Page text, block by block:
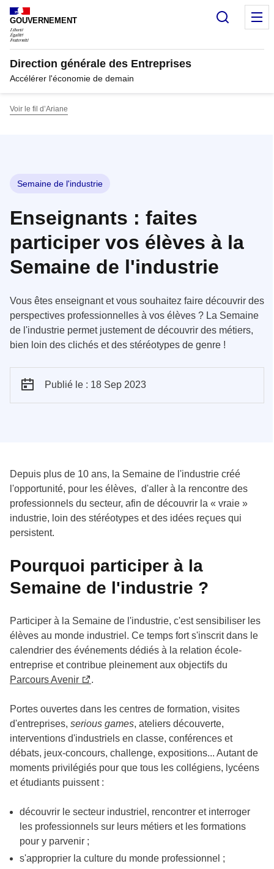
Panneau de gestion des cookies
GOUVERNEMENT
Direction générale des Entreprises
Accélérer l'économie de demain
Voir le fil d’Ariane
Semaine de l'industrie
Enseignants : faites
participer vos élèves à la
Semaine de l'industrie
Vous êtes enseignant et vous souhaitez faire découvrir des
perspectives professionnelles à vos élèves ? La Semaine
de l'industrie permet justement de découvrir des métiers,
bien loin des clichés et des stéréotypes de genre !
Publié le : 18 Sep 2023
Depuis plus de 10 ans, la Semaine de l'industrie créé
l'opportunité, pour les élèves, d'aller à la rencontre des
professionnels du secteur, afin de découvrir la « vraie »
industrie, loin des stéréotypes et des idées reçues qui
persistent.
Pourquoi participer à la
Semaine de l'industrie ?
Participer à la Semaine de l'industrie, c'est sensibiliser les
élèves au monde industriel. Ce temps fort s'inscrit dans le
calendrier des événements dédiés à la relation école-
entreprise et contribue pleinement aux objectifs du
Parcours Avenir
.
Portes ouvertes dans les centres de formation, visites
d'entreprises, serious games, ateliers découverte,
interventions d'industriels en classe, conférences et
débats, jeux-concours, challenge, expositions... Autant de
moments privilégiés pour que tous les collégiens, lycéens
et étudiants puissent :
découvrir le secteur industriel, rencontrer et interroger
les professionnels sur leurs métiers et les formations
pour y parvenir ;
s'approprier la culture du monde professionnel ;